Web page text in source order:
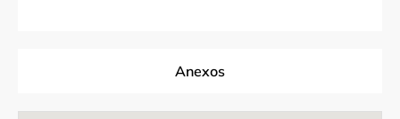
Anexos
Fuentes Documentales